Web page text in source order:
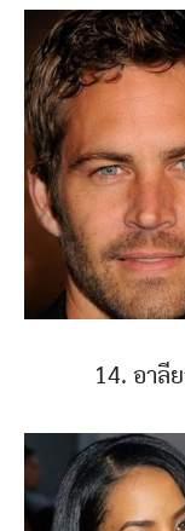
14. อาลี